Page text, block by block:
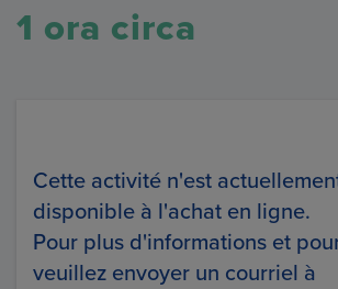
1 ora circa
Cette activité n'est
disponible à l'achat en ligne.
Pour plus d'informations et
veuillez envoyer un courriel à